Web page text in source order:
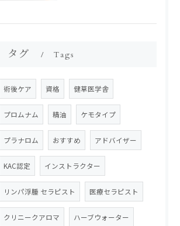
タグ Tags
術後ケア 資格 健草医学舎
プロムナム 精油 ケモタイプ
プラナロム おすすめ アドバイザー
KAC認定 インストラクター
リンパ浮腫 セラピスト 医療セラピスト
クリニークアロマ ハーブウォーター